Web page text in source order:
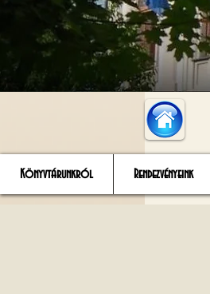
Könyvtárunkról Rendezvényeink